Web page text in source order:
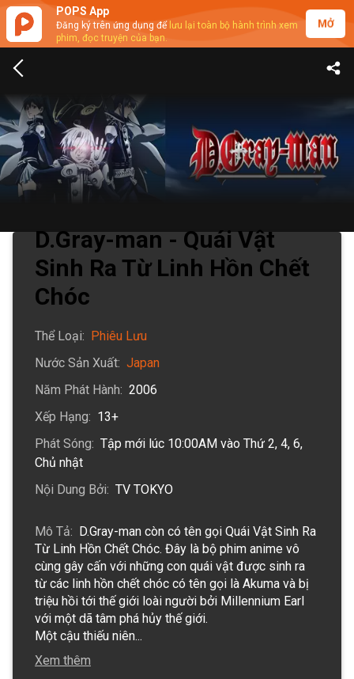
POPS App
Đăng ký trên ứng dụng để lưu lại toàn bộ hành trình xem
phim, đọc truyện của bạn.
MỞ
D.Gray-man - Quái Vật
Sinh Ra Từ Linh Hồn Chết
Chóc
Mô Tả: D.Gray-man còn có tên gọi Quái Vật Sinh Ra
Từ Linh Hồn Chết Chóc. Đây là bộ phim anime vô
cùng gây cấn với những con quái vật được sinh ra
từ các linh hồn chết chóc có tên gọi là Akuma và bị
triệu hồi tới thế giới loài người bởi Millennium Earl
với một dã tâm phá hủy thế giới.
Một cậu thiếu niên...
Xem thêm
Thể Loại: Phiêu Lưu
Nước Sản Xuất: Japan
Năm Phát Hành: 2006
Xếp Hạng: 13+
Phát Sóng: Tập mới lúc 10:00AM vào Thứ 2, 4, 6,
Chủ nhật
Nội Dung Bởi: TV TOKYO